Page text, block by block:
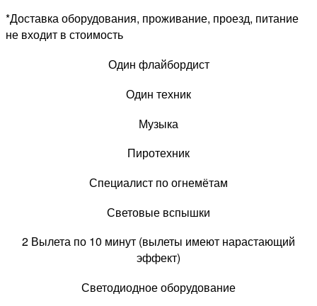
*Доставка оборудования, проживание, проезд, питание
не входит в стоимость
Один флайбордист
Один техник
Музыка
Пиротехник
Специалист по огнемётам
Световые вспышки
2 Вылета по 10 минут (вылеты имеют нарастающий
эффект)
Светодиодное оборудование